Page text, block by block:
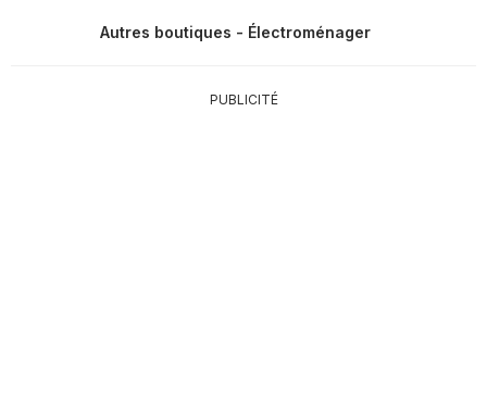
Autres boutiques - Électroménager
PUBLICITÉ